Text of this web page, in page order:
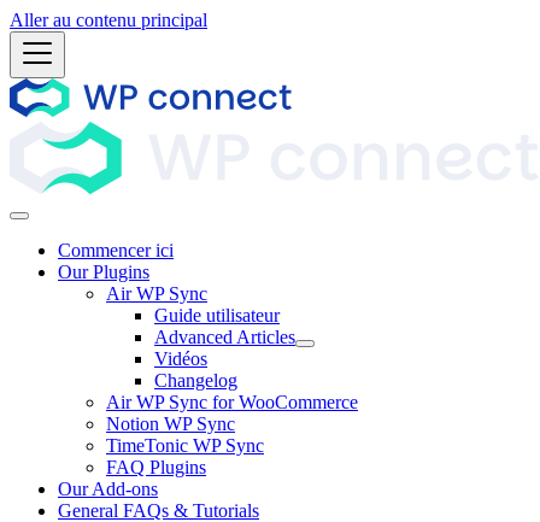
Aller au contenu principal
Commencer ici
Our Plugins
Air WP Sync
Guide utilisateur
Advanced Articles
Vidéos
Changelog
Air WP Sync for WooCommerce
Notion WP Sync
TimeTonic WP Sync
FAQ Plugins
Our Add-ons
General FAQs & Tutorials